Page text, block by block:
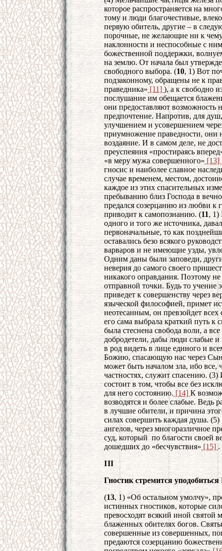
которое распространяется на
тому и люди благочестивые,
первую обитель, другие – в
порочные, не желающие ни к
наклонности и неспособные с
божественной поддержки,
на землю. От начала был
свободного выбора. (10, 1) Вот
подзаконному, обращены не к
праведника» [11] ), а к свободно
послушание им обещается
они предоставляют возможность
предпочтение. Напротив, для
улучшением и усовершением
приумножение праведности, они
воздаяние. И в самом деле, не
преуспеяния «простираясь
«в меру мужа совершенного» [13]
гносис и наиболее славное
случае временем, местом,
каждое из этих спасительных
пребыванию близ Господа в
предался созерцанию из любви к
приводит к самопознанию. (11, 1)
одного и того же источника,
первоначальные, то как
оставались безо всякого
варваров и не имеющие узды,
Одним даны были заповеди,
неверия до самого своего
никакого оправдания. Поэтому
отправной точки. Будь то учение
приведет к совершенству через
языческой философией, примет
неотесанным, он превзойдет
его сама выбрала краткий путь к
была стеснена свобода воли, а
добродетели, дабы люди слабые
в род видеть в лице единого и
Божию, спасающую нас через
может быть началом зла, ибо все,
частностях, служит спасению. (3)
состоит в том, чтобы все без
для него состоянию. [14] К
возводятся и более слабые. Ведь
в лучшие обители, и причина
силах совершить каждая душа.
ангелов, через многоразличное
суд, который по благости своей
дошедших до «бесчувствия» [15] .
III
Гностик стремится уподобиться
(13, 1) «Об остальном умолчу»,
истинных гностиков, которые
превосходят всякий иной
блаженных обителях богов.
совершенные из совершенных,
предаются созерцанию